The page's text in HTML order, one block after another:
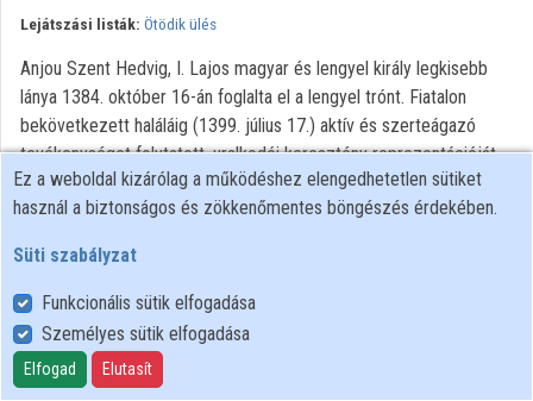
Lejátszási listák: Ötödik ülés
Anjou Szent Hedvig, I. Lajos magyar és lengyel király legkisebb
lánya 1384. október 16-án foglalta el a lengyel trónt. Fiatalon
bekövetkezett haláláig (1399. július 17.) aktív és szerteágazó
tevékenységet folytatott, uralkodói keresztény reprezentációját
meghatározták a nyilvános vallásos cselekedetei: például
kolostoralapítások; adományozások; a Zsoltározók Kollégiumának
nagyrészt saját vagyonával való támogatása; az újonnan
keresztény hitre tért litván nép pártfogolása, egyházi
intézményeinek kialakításában való részvétele; a lengyel katolikus
szellemi elit kialakítása; stb. Mindennek következtében hatalmas
népszerűségre tett szert Lengyelországban, amit számos hozzá
Ez a weboldal kizárólag a működéshez elengedhetetlen sütiket
használ a biztonságos és zökkenőmentes böngészés érdekében.
Süti szabályzat
Funkcionális sütik elfogadása
Személyes sütik elfogadása
Elfogad Elutasít